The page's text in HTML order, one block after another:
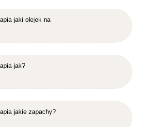
jaki olejek na
jak?
jakie zapachy?